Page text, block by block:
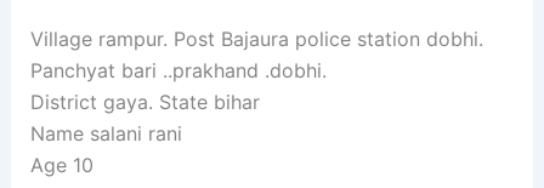
Village rampur. Post Bajaura police station dobhi.
Panchyat bari ..prakhand .dobhi.
District gaya. State bihar
Name salani rani
Age 10